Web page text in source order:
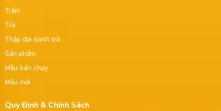
Trầm
Trà
Thập đại danh trà
Sản phẩm
Mẫu bán chạy
Mẫu mới
Quy Định & Chính Sách